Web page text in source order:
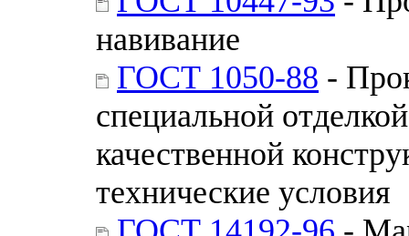
навивание
ГОСТ 1050-88 -
специальной
качественной
технические условия